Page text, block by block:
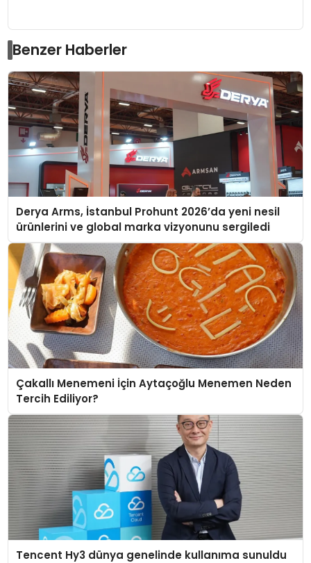
Benzer Haberler
Derya Arms, İstanbul Prohunt 2026’da yeni nesil
ürünlerini ve global marka vizyonunu sergiledi
Çakallı Menemeni İçin Aytaçoğlu Menemen Neden
Tercih Ediliyor?
Tencent Hy3 dünya genelinde kullanıma sunuldu